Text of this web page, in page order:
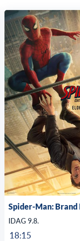
Spider-Man: Brand
IDAG 9.8.
18:15